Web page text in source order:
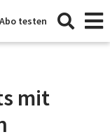
Abo testen
mit